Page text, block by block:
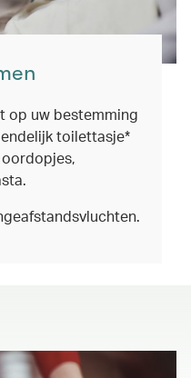
op uw bestemming
toilettasje*